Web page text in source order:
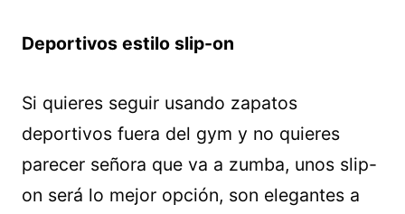
Deportivos estilo slip-on
Si quieres seguir usando zapatos
deportivos fuera del gym y no quieres
parecer señora que va a zumba, unos slip-
on será lo mejor opción, son elegantes a